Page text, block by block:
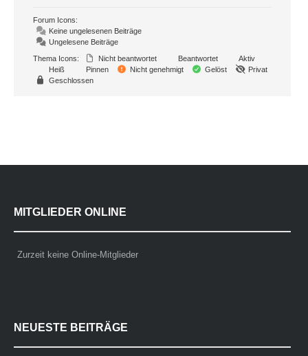
Forum Icons:
Keine ungelesenen Beiträge
Ungelesene Beiträge
Thema Icons:
Nicht beantwortet Beantwortet
Aktiv
Heiß
Pinnen Nicht genehmigt Gelöst
Privat
Geschlossen
MITGLIEDER ONLINE
Zurzeit keine Online-Mitglieder
NEUESTE BEITRÄGE